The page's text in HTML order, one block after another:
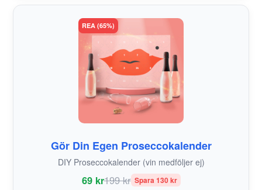
REA (65%)
Gör Din Egen Proseccokalender
DIY Proseccokalender (vin medföljer ej)
69 kr199 kr Spara 130 kr